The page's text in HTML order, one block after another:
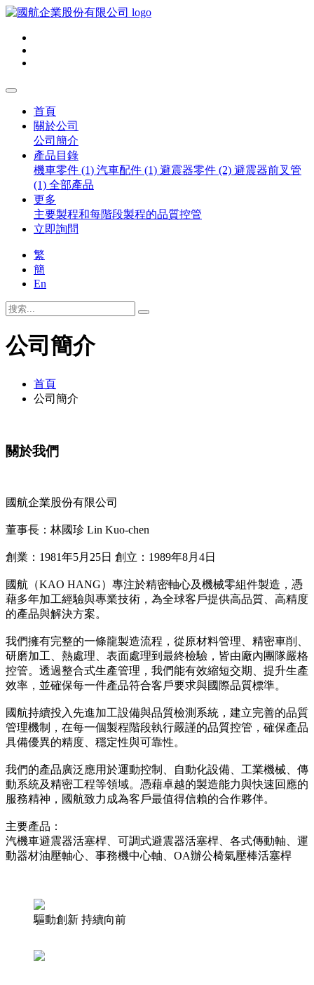
首頁
關於公司
公司簡介
產品目錄
機車零件 (1) 汽車配件 (1) 避震器零件 (2) 避震器前叉管
(1) 全部產品
更多
主要製程和每階段製程的品質控管
立即詢問
繁
簡
En
公司簡介
首頁
公司簡介
關於我們
國航企業股份有限公司
董事長：林國珍 Lin Kuo-chen
創業：1981年5月25日 創立：1989年8月4日
國航（KAO HANG）專注於精密軸心及機械零組件製造，憑
藉多年加工經驗與專業技術，為全球客戶提供高品質、高精度
的產品與解決方案。
我們擁有完整的一條龍製造流程，從原材料管理、精密車削、
研磨加工、熱處理、表面處理到最終檢驗，皆由廠內團隊嚴格
控管。透過整合式生產管理，我們能有效縮短交期、提升生產
效率，並確保每一件產品符合客戶要求與國際品質標準。
國航持續投入先進加工設備與品質檢測系統，建立完善的品質
管理機制，在每一個製程階段執行嚴謹的品質控管，確保產品
具備優異的精度、穩定性與可靠性。
我們的產品廣泛應用於運動控制、自動化設備、工業機械、傳
動系統及精密工程等領域。憑藉卓越的製造能力與快速回應的
服務精神，國航致力成為客戶最值得信賴的合作夥伴。
主要產品：
汽機車避震器活塞桿、可調式避震器活塞桿、各式傳動軸、運
動器材油壓軸心、事務機中心軸、OA辦公椅氣壓棒活塞桿
驅動創新 持續向前